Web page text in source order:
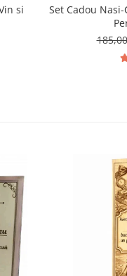
si
Set Cadou